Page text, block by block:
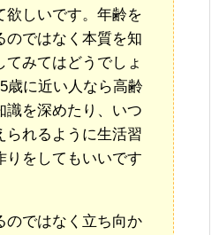
欲しいです。年齢を
のではなく本質を知
てみてはどうでしょ
歳に近い人なら高齢
識を深めたり、いつ
られるように生活習
りをしてもいいです
のではなく立ち向か